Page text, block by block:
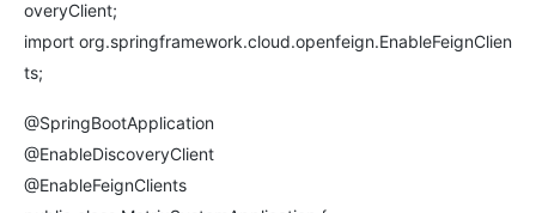
overyClient;
import org.springframework.cloud.openfeign.EnableFeignClien
ts;
@SpringBootApplication
@EnableDiscoveryClient
@EnableFeignClients